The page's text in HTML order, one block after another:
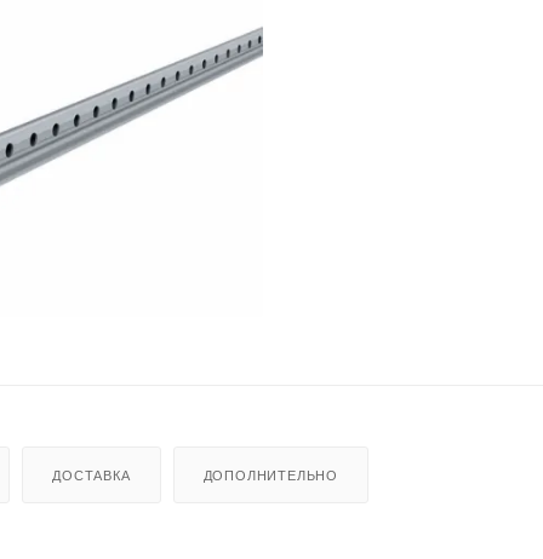
ДОСТАВКА ДОПОЛНИТЕЛЬНО